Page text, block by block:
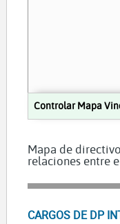
Controlar Mapa
Mapa de
relaciones entre
CARGOS DE DP